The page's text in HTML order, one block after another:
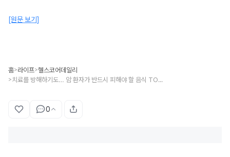
[원문 보기]
홈>라이프>헬스코어데일리
> 치료를 방해하기도… 암 환자가 반드시 피해야 할 음식 TOP 7
0